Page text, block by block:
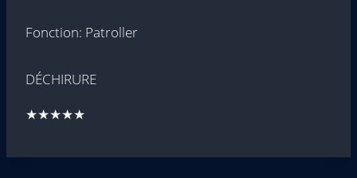
Fonction: Patroller
DÉCHIRURE
★★★★★